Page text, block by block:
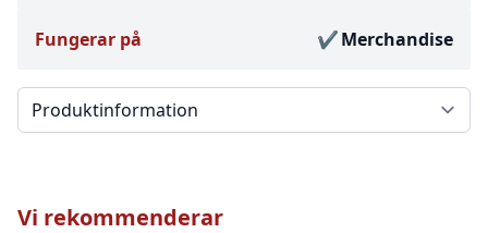
Fungerar på Merchandise
Välj en flik
Vi rekommenderar